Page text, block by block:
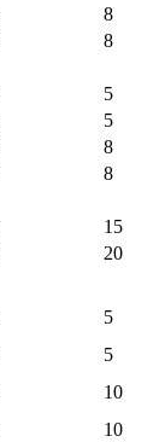
8
8
5
5
8
8
15
20
5
5
10
10